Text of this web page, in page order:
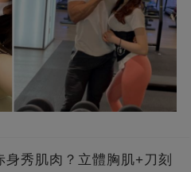
秀肌肉？立體胸肌+刀刻